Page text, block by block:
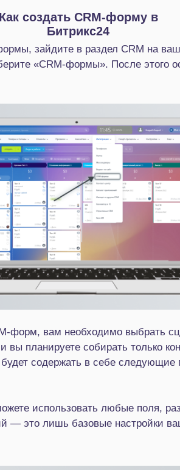
форм, вам необходимо выбрать
планируете собирать только
содержать в себе
использовать любые поля,
— это лишь базовые настройки
Как создать CRM-форму в
Битрикс24
зайдите в раздел CRM на
«CRM-формы». После этого